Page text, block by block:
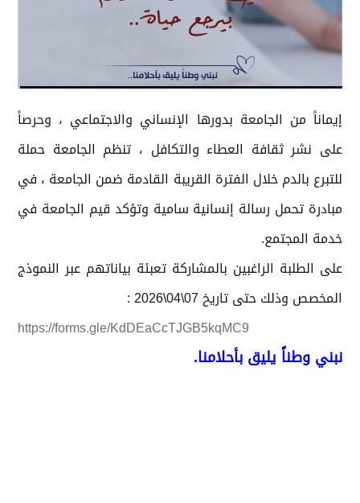
إيماناً من الجامعة بدورها الإنساني والاجتماعي ، وحرصاً
على نشر ثقافة العطاء والتكافل ، تنظم الجامعة حملة
للتبرع بالدم خلال الفترة القريبة القادمة ضمن الجامعة ، في
مبادرة تحمل رسالة إنسانية سامية وتؤكد قيم الجامعة في
خدمة المجتمع.
على الطلبة الراغبين بالمشاركة تعبئة بياناتهم عبر النموذج
المخصص وذلك حتى تاريخ 07\04\2026 :
https://forms.gle/KdDEaCcTJGB5kqMC9
نبني وطناً يليق بأحلامنا.